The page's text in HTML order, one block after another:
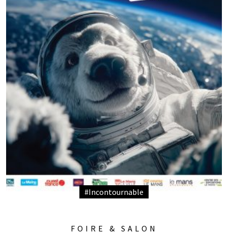
#Incontournable
FOIRE & SALON